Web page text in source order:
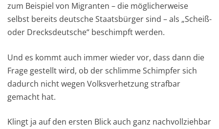
zum Beispiel von Migranten – die möglicherweise
selbst bereits deutsche Staatsbürger sind – als „Scheiß-
oder Drecksdeutsche“ beschimpft werden.
Und es kommt auch immer wieder vor, dass dann die
Frage gestellt wird, ob der schlimme Schimpfer sich
dadurch nicht wegen Volksverhetzung strafbar
gemacht hat.
Klingt ja auf den ersten Blick auch ganz nachvollziehbar